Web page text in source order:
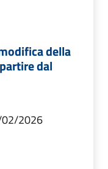
della
dal
02/2026